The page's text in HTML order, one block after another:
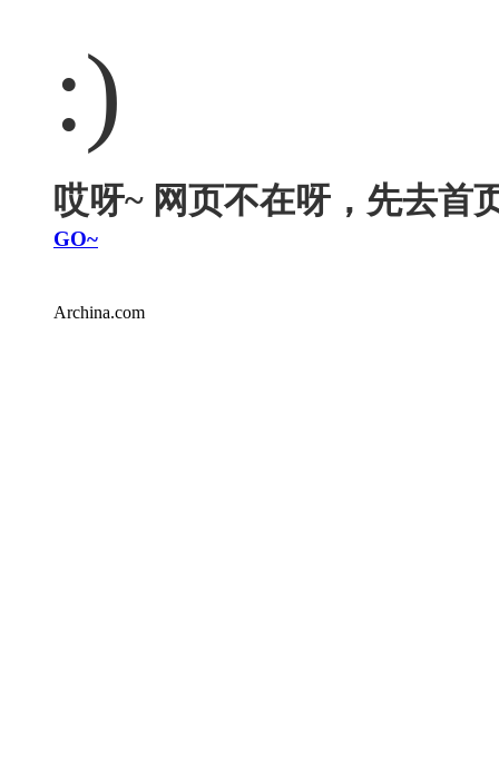
:)
哎呀~ 网页不在呀，先去首
GO~
Archina.com